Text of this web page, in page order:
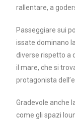
rallentare, a
Passeggiare sui
issate dominano
diverse rispetto a
il mare, che si
protagonista
Gradevole anche
come gli spazi